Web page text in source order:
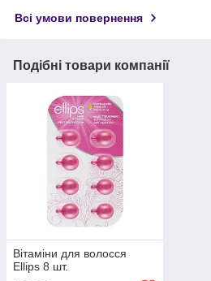
Всі умови повернення
Подібні товари компанії
Вітаміни для волосся
Ellips 8 шт.